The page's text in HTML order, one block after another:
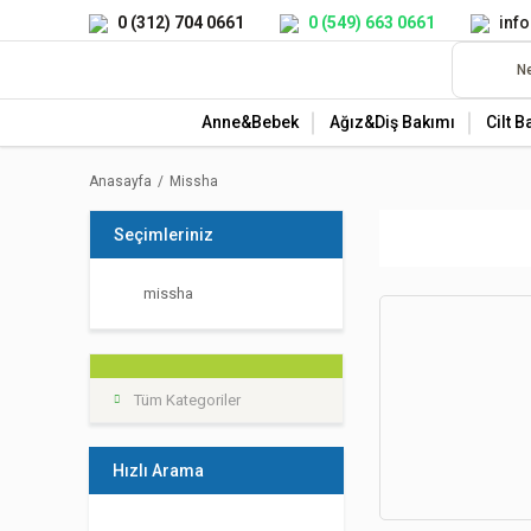
0 (312) 704 0661 0 (549) 663 0661
Anne&Bebek Ağız&Diş Bakımı Cilt
Anasayfa Missha
Seçimleriniz
missha
Tüm Kategoriler
Hızlı Arama